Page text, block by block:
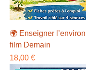
🌍 Enseigner
film Demain
Preço
18,00 €